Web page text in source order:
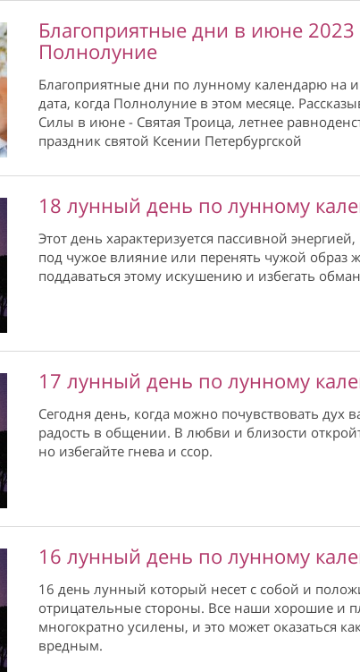
Благоприятные дни в июне 2023
Полнолуние
Благоприятные дни по лунному календарю на
дата, когда Полнолуние в этом месяце.
Силы в июне - Святая Троица, летнее
праздник святой Ксении Петербургской
18 лунный день по лунному
Этот день характеризуется пассивной
под чужое влияние или перенять чужой образ
поддаваться этому искушению и избегать
17 лунный день по лунному
Сегодня день, когда можно почувствовать дух
радость в общении. В любви и близости
но избегайте гнева и ссор.
16 лунный день по лунному
16 день лунный который несет с собой и
отрицательные стороны. Все наши хорошие и
многократно усилены, и это может оказаться
вредным.